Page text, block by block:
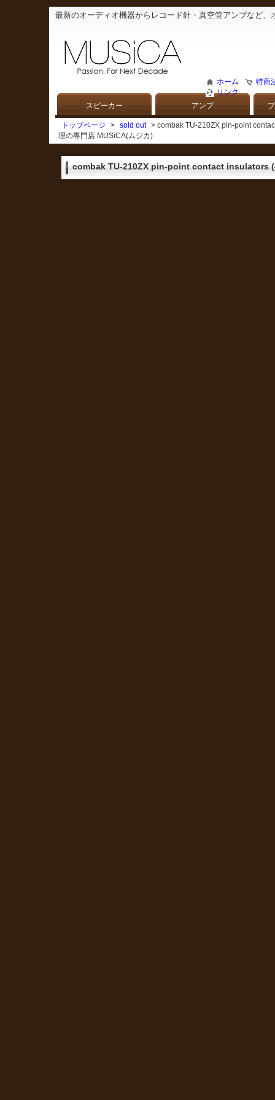
最新のオーディオ機器からレコード針・真空管アンプなど
ホーム
特商
リンク
スピーカー アンプ
トップページ > sold out
> combak TU-210ZX pin-point
理の専門店 MUSiCA(ムジカ)
combak TU-210ZX pin-point contact insulators